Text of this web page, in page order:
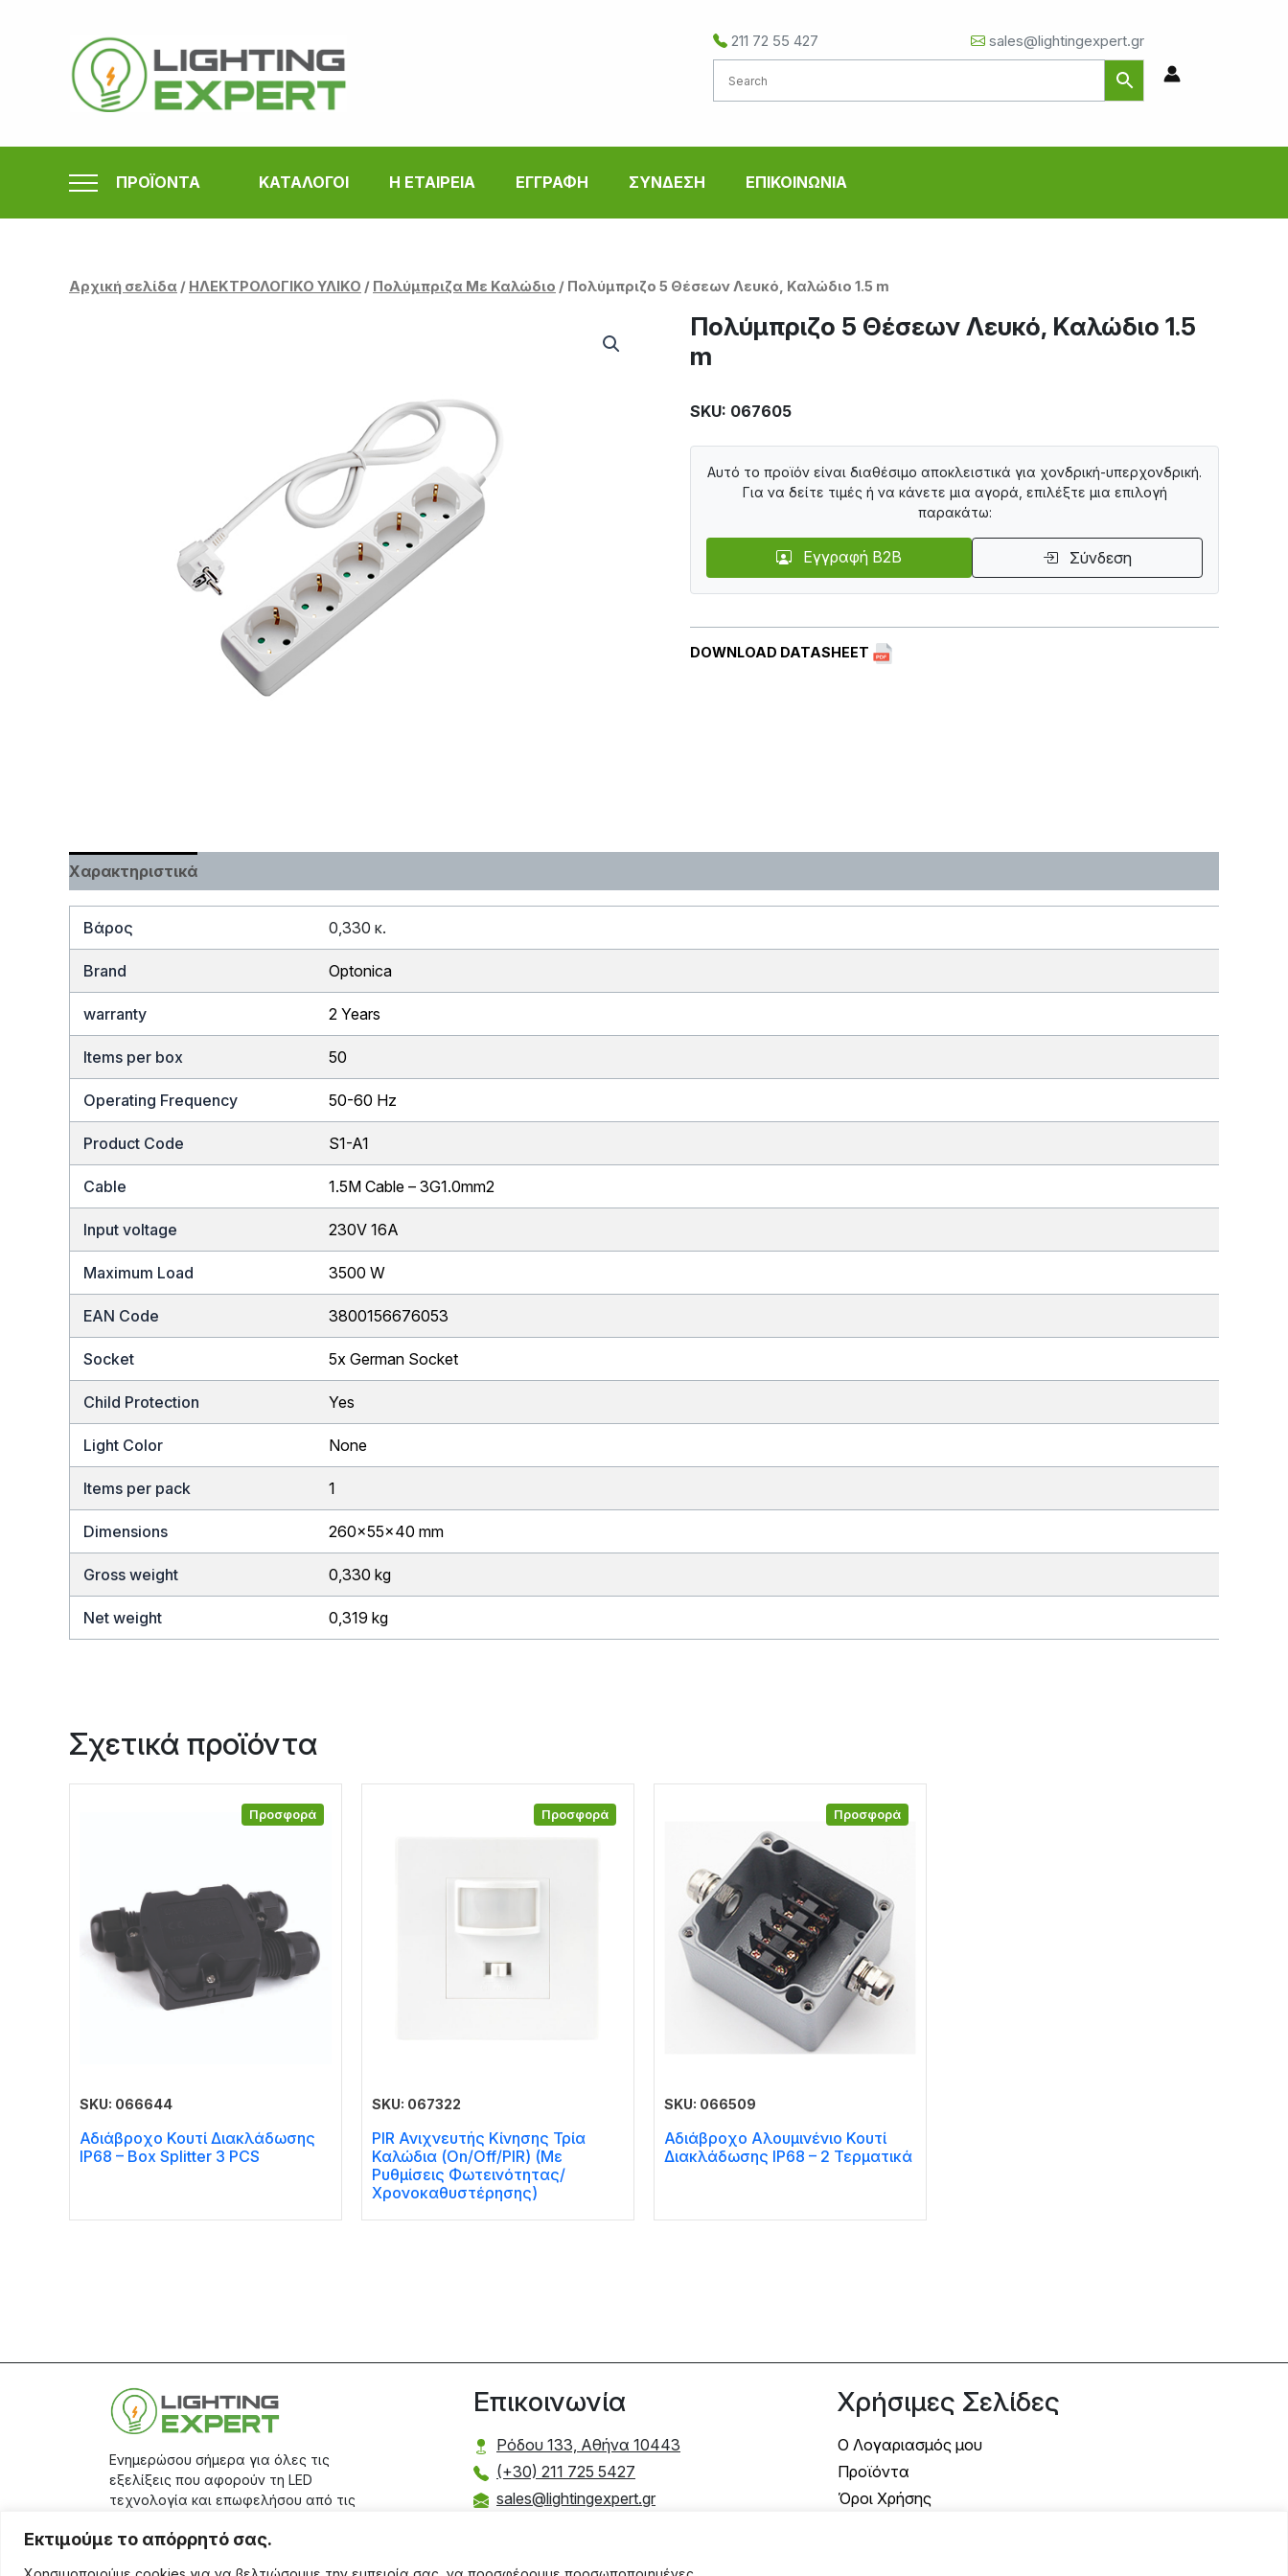
Εκτιμούμε το απόρρητό σας.
περιεχόμενο
211 72 55 427 sales@lightingexpert.gr
ΠΡΟΪΟΝΤΑ ΚΑΤΑΛΟΓΟΙ Η ΕΤΑΙΡΕΙΑ ΕΓΓΡΑΦΗ ΣΥΝΔΕΣΗ ΕΠΙΚΟΙΝΩΝΙΑ
Αρχική σελίδα / ΗΛΕΚΤΡΟΛΟΓΙΚΟ ΥΛΙΚΟ / Πολύμπριζα Με Καλώδιο / Πολύμπριζο 5 Θέσεων Λευκό, Καλώδιο 1.5 m
Πολύμπριζο 5 Θέσεων Λευκό, Καλώδιο 1.5
m
SKU: 067605
DOWNLOAD DATASHEET
Αυτό το προϊόν είναι διαθέσιμο αποκλειστικά για χονδρική-υπερχονδρική.
Για να δείτε τιμές ή να κάνετε μια αγορά, επιλέξτε μια επιλογή
παρακάτω:
Εγγραφή B2B Σύνδεση
Χαρακτηριστικά
Βάρος 0,330 κ.
Brand Optonica
warranty 2 Years
Items per box 50
Operating Frequency 50-60 Hz
Product Code S1-A1
Cable 1.5M Cable – 3G1.0mm2
Input voltage 230V 16A
Maximum Load 3500 W
EAN Code 3800156676053
Socket 5x German Socket
Child Protection Yes
Light Color None
Items per pack 1
Dimensions 260x55x40 mm
Gross weight 0,330 kg
Net weight 0,319 kg
Σχετικά προϊόντα
Προσφορά
SKU: 066644
Αδιάβροχο Κουτί Διακλάδωσης
IP68 – Box Splitter 3 PCS
Προσφορά
SKU: 067322
PIR Ανιχνευτής Κίνησης Τρία
Καλώδια (On/Off/PIR) (Με
Ρυθμίσεις Φωτεινότητας/
Χρονοκαθυστέρησης)
Προσφορά
SKU: 066509
Αδιάβροχο Αλουμινένιο Κουτί
Διακλάδωσης IP68 – 2 Τερματικά
Ενημερώσου σήμερα για όλες τις
εξελίξεις που αφορούν τη LED
τεχνολογία και επωφελήσου από τις
την εγγραφή σου στοsite.
Επικοινωνία
Ρόδου 133, Αθήνα 10443
(+30) 211 725 5427
sales@lightingexpert.gr
Χρήσιμες Σελίδες
Ο Λογαριασμός μου
Προϊόντα
Όροι Χρήσης